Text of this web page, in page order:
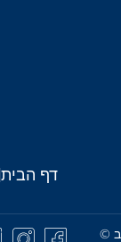
דף הבית
©